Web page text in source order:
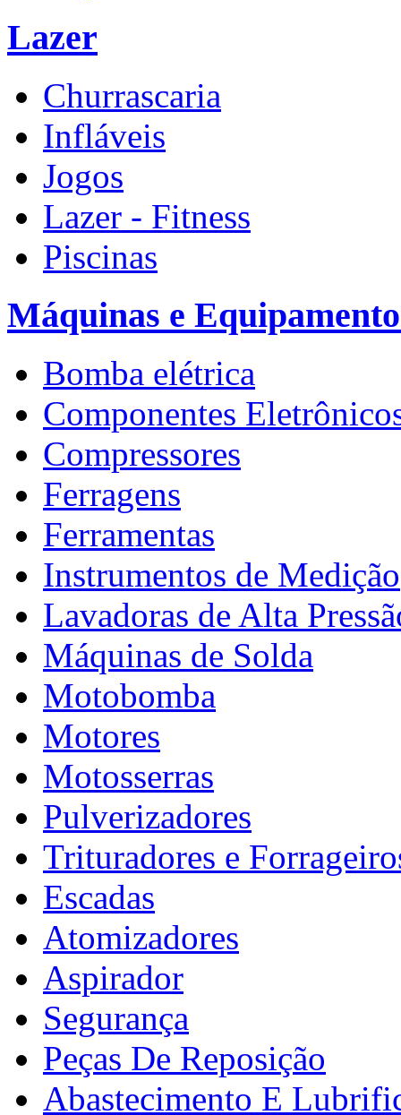
Lazer
Churrascaria
Infláveis
Jogos
Lazer - Fitness
Piscinas
Máquinas e
Bomba elétrica
Componentes
Compressores
Ferragens
Ferramentas
Instrumentos de Medição
Lavadoras de Alta
Máquinas de Solda
Motobomba
Motores
Motosserras
Pulverizadores
Trituradores e
Escadas
Atomizadores
Aspirador
Segurança
Peças De Reposição
Abastecimento E